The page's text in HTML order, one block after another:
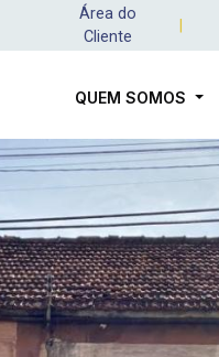
Área do
Cliente
QUEM SOMOS